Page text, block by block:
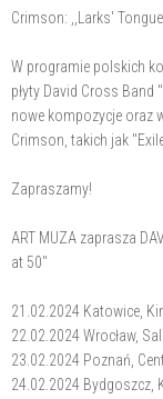
Crimson: ,,Larks'
W programie polskich
płyty David Cross Band
nowe kompozycje oraz
Crimson, takich jak
Zapraszamy!
ART MUZA zaprasza
at 50''
21.02.2024 Katowice,
22.02.2024 Wrocław,
23.02.2024 Poznań,
24.02.2024 Bydgoszcz,